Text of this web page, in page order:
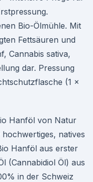
Bio-Ölmühle. Mit
Fettsäuren und
Cannabis sativa,
dar. Pressung
(1 x
Hanföl von Natur
natives
Hanföl aus erster
(Cannabidiol Öl) aus
in der Schweiz